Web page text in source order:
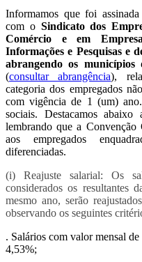
Informamos que foi
com o Sindicato dos
Comércio e em
Informações e Pesquisas e
abrangendo os municípios
(consultar abrangência),
categoria dos empregados
com vigência de 1 (um)
sociais. Destacamos abaixo
lembrando que a
aos empregados
diferenciadas.
(i) Reajuste salarial: Os
considerados os resultantes
mesmo ano, serão
observando os seguintes
. Salários com valor mensal
4,53%;